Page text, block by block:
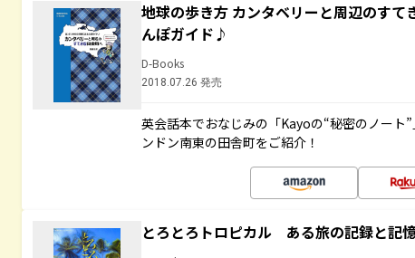
地球の歩き方 カンタベリーと周辺のす
んぽガイド♪
D-Books
2018.07.26 発売
英会話本でおなじみの「Kayoの“秘密のノート
ンドン南東の田舎町をご紹介！
とろとろトロピカル ある旅の記録と記